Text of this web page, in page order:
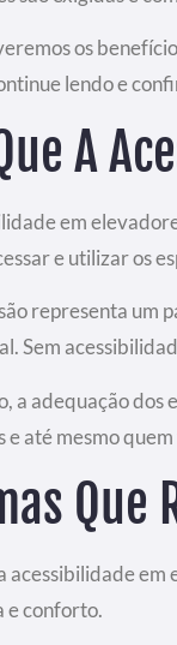
os
lendo e
A
em
e utilizar os
representa um
Sem
a adequação dos
e até mesmo
Que
acessibilidade
e conforto.